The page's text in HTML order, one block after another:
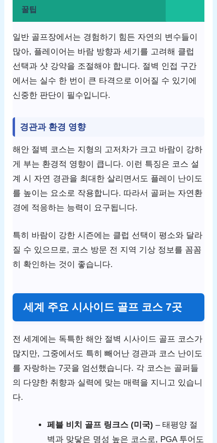
꿀팁
일반 골프장에서는 경험하기 힘든 자연의 변수들이
많아, 플레이어는 바람 방향과 세기를 고려해 클럽
선택과 샷 강약을 조절해야 합니다. 절벽 인접 구간
에서는 실수 한 번이 큰 타격으로 이어질 수 있기에
신중한 판단이 필수입니다.
경관과 환경 영향
해안 절벽 코스는 지형의 고저차가 크고 바람이 강하
게 부는 환경적 영향이 큽니다. 이런 특징은 코스 설
계 시 자연 경관을 최대한 살리면서도 플레이 난이도
를 높이는 요소로 작용합니다. 따라서 골퍼는 자연환
경에 적응하는 능력이 요구됩니다.
특히 바람이 강한 시즌에는 클럽 선택이 평소와 달라
질 수 있으므로, 코스 방문 전 지역 기상 정보를 꼼꼼
히 확인하는 것이 좋습니다.
세계 주요 시사이드 골프 코스 7곳
전 세계에는 독특한 해안 절벽 시사이드 골프 코스가
많지만, 그중에서도 특히 빼어난 경관과 코스 난이도
를 자랑하는 7곳을 엄선했습니다. 각 코스는 골퍼들
의 다양한 취향과 실력에 맞는 매력을 지니고 있습니
다.
페블 비치 골프 링크스 (미국) – 태평양 절
벽과 맞닿은 명성 높은 코스로, PGA 투어도